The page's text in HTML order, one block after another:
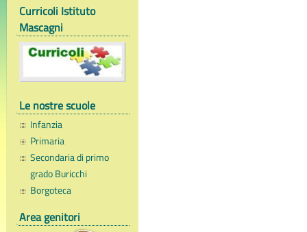
Curricoli Istituto
Mascagni
Le nostre scuole
Infanzia
Primaria
Secondaria di primo
grado Buricchi
Borgoteca
Area genitori